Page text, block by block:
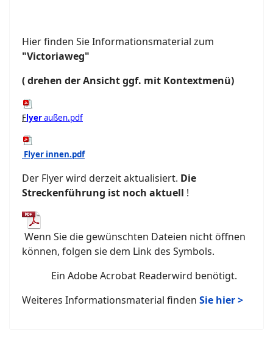
Hier finden Sie Informationsmaterial zum
"Victoriaweg"
( drehen der Ansicht ggf. mit Kontextmenü)
Flyeraußen.pdf
Flyer innen.pdf
Der Flyer wird derzeit aktualisiert. Die
Streckenführung ist noch aktuell !
Wenn Sie die gewünschten Dateien nicht öffnen
können, folgen sie dem Link des Symbols.
Ein Adobe Acrobat Readerwird benötigt.
Weiteres Informationsmaterial finden Sie hier >